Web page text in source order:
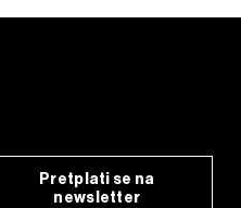
Pretplati se na
newsletter